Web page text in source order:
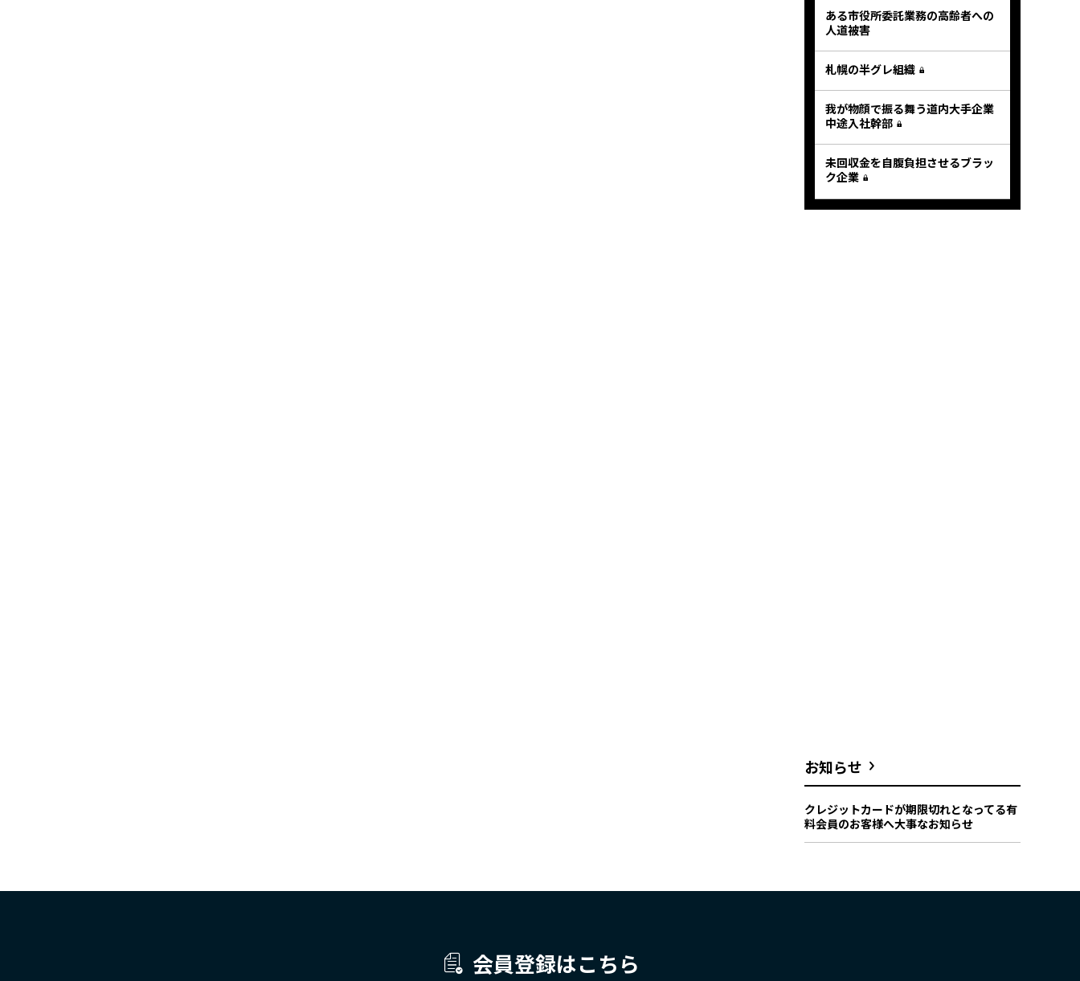
ある市役所委託業務の高齢者への
人道被害
札幌の半グレ組織
我が物顔で振る舞う道内大手企業
中途入社幹部
未回収金を自腹負担させるブラッ
ク企業
お知らせ
クレジットカードが期限切れとなってる有
料会員のお客様へ大事なお知らせ
会員登録はこちら